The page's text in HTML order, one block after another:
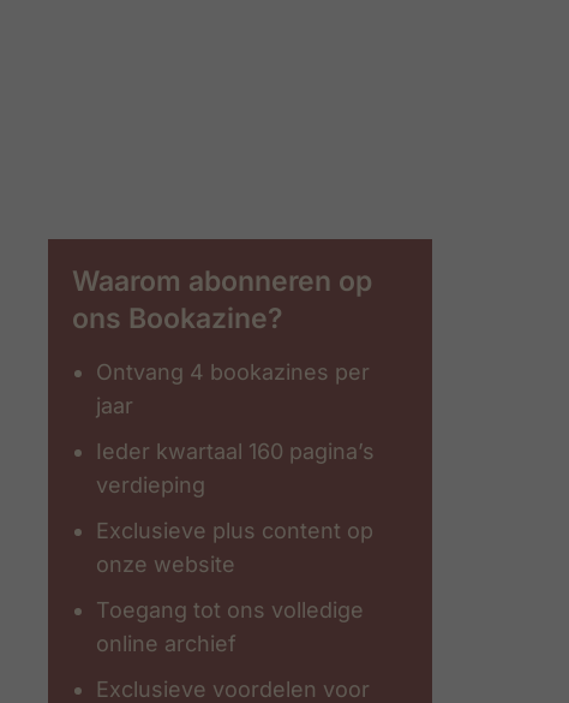
Waarom abonneren op
ons Bookazine?
Ontvang 4 bookazines per
jaar
Ieder kwartaal 160 pagina’s
verdieping
Exclusieve plus content op
onze website
Toegang tot ons volledige
online archief
Exclusieve voordelen voor